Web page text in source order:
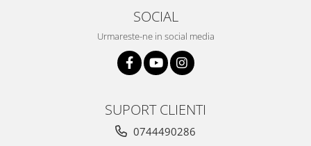
SOCIAL
Urmareste-ne in social media
SUPORT CLIENTI
0744490286